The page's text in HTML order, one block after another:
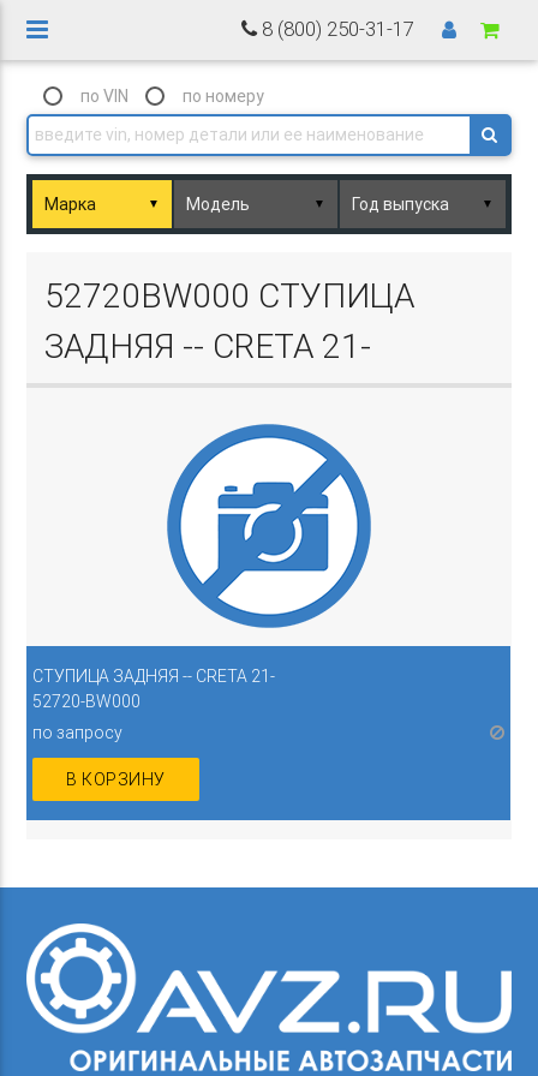
8 (800) 250-31-17
по VIN по номеру
▼ ▼ ▼
52720BW000 СТУПИЦА
ЗАДНЯЯ -- CRETA 21-
СТУПИЦА ЗАДНЯЯ -- CRETA 21-
52720-BW000
по запросу
В КОРЗИНУ